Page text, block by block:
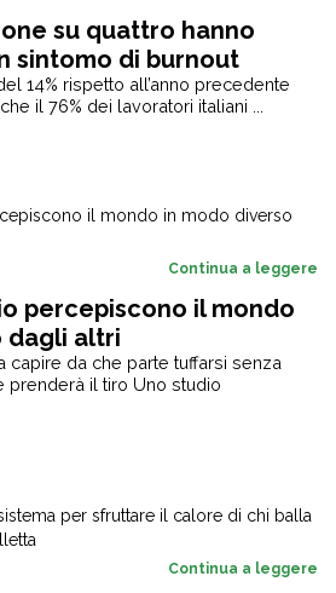
su quattro hanno
sintomo di burnout
14% rispetto all’anno precedente
il 76% dei lavoratori italiani ...
Continua a leggere
percepiscono il mondo
dagli altri
capire da che parte tuffarsi senza
prenderà il tiro Uno studio
Continua a leggere